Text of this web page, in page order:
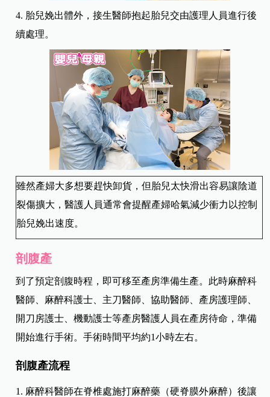
4. 胎兒娩出體外，接生醫師抱起胎兒交由護理人員進行後
續處理。
雖然產婦大多想要趕快卸貨，但胎兒太快滑出容易讓陰道
裂傷擴大，醫護人員通常會提醒產婦哈氣減少衝力以控制
胎兒娩出速度。
剖腹產
到了預定剖腹時程，即可移至產房準備生產。此時麻醉科
醫師、麻醉科護士、主刀醫師、協助醫師、產房護理師、
開刀房護士、機動護士等產房醫護人員在產房待命，準備
開始進行手術。手術時間平均約1小時左右。
剖腹產流程
1. 麻醉科醫師在脊椎處施打麻醉藥（硬脊膜外麻醉）後讓